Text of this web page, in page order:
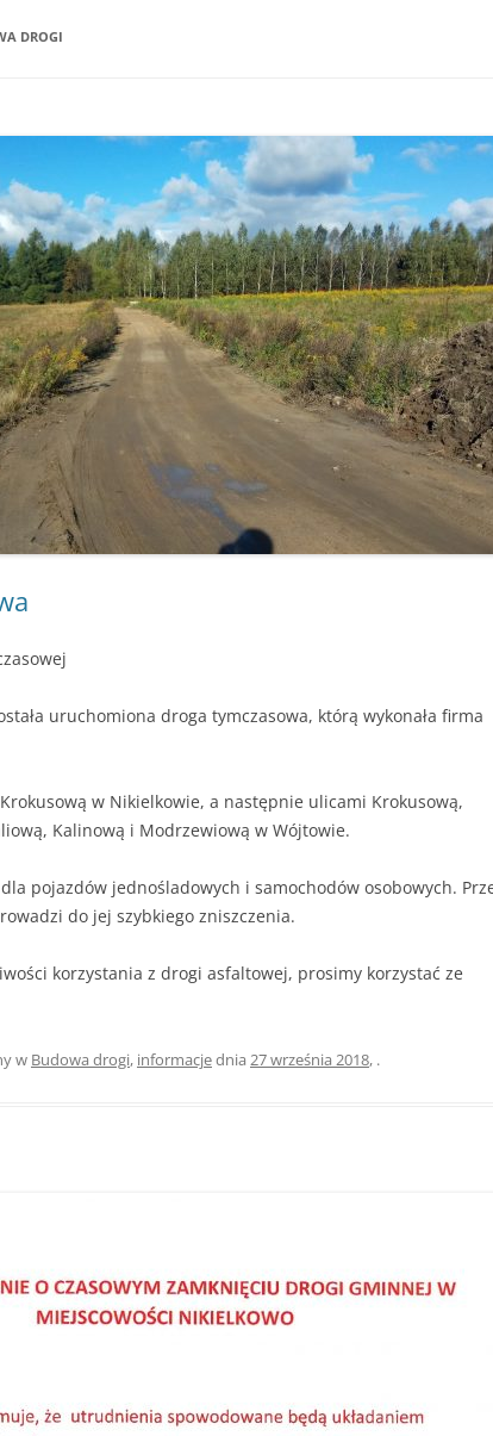
ODNOWY WÓJTOWA
W TOMARYNACH
KOŚCIUSZKOWCY Z WÓJTOWA
SIÓDMY ŻOŁNIERZ
…ALE NA GROCHÓWKĘ
POJECHALIŚMY
DROGI
uruchomiona droga tymczasowa, którą wykonała firma
w Nikielkowie, a następnie ulicami Krokusową,
Kalinową i Modrzewiową w Wójtowie.
pojazdów jednośladowych i samochodów osobowych.
do jej szybkiego zniszczenia.
korzystania z drogi asfaltowej, prosimy korzystać ze
w Budowa drogi, informacjednia 27 września 2018, .